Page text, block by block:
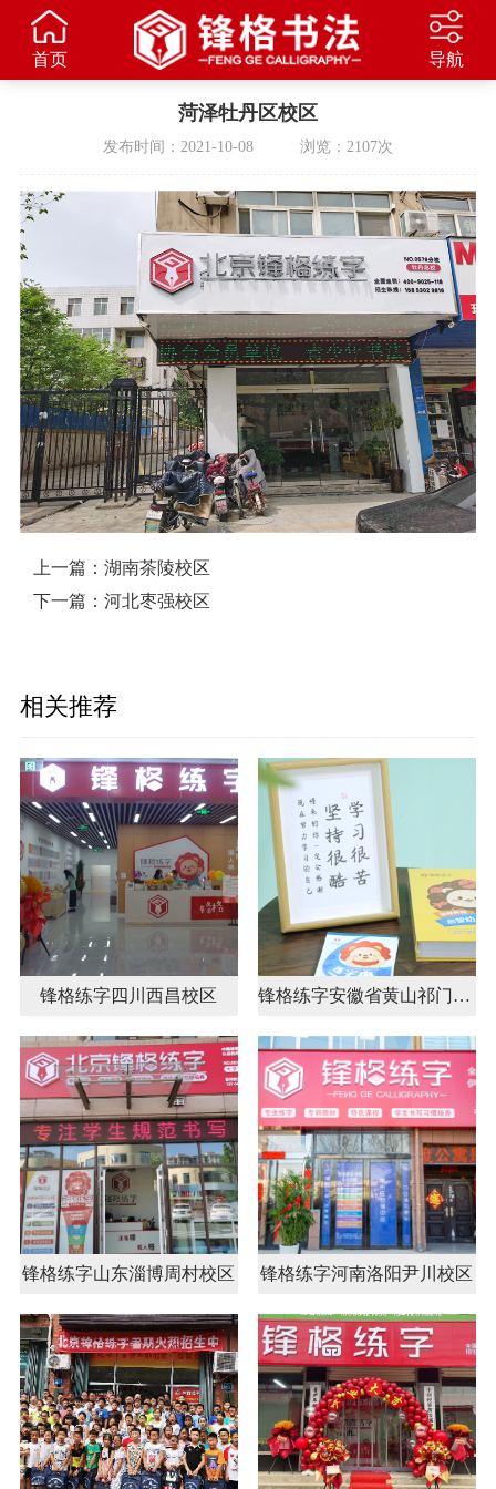
首页 导航
菏泽牡丹区校区
发布时间：2021-10-08 浏览：2107次
上一篇： 湖南茶陵校区
下一篇： 河北枣强校区
相关推荐
锋格练字四川西昌校区 锋格练字安徽省黄山祁门校区
锋格练字山东淄博周村校区 锋格练字河南洛阳尹川校区